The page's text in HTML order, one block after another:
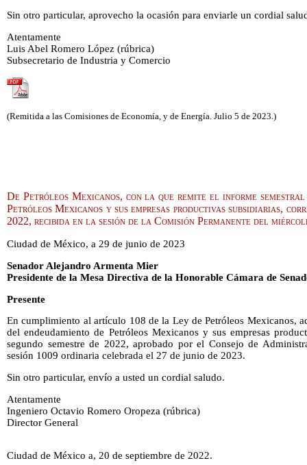
Sin otro particular, aprovecho la ocasión para enviarle un cordial
Atentamente
Luis Abel Romero López (rúbrica)
Subsecretario de Industria y Comercio
(Remitida a las Comisiones de Economía, y de Energía. Julio 5 de 2023.)
De Petróleos Mexicanos, con la que remite el informe semestral
Petróleos Mexicanos y sus empresas productivas subsidiarias,
2022, recibida en la sesión de la Comisión Permanente del
Ciudad de México, a 29 de junio de 2023
Senador Alejandro Armenta Mier
Presidente de la Mesa Directiva de la Honorable Cámara de
Presente
En cumplimiento al artículo 108 de la Ley de Petróleos Mexicanos,
del endeudamiento de Petróleos Mexicanos y sus empresas
segundo semestre de 2022, aprobado por el Consejo de
sesión 1009 ordinaria celebrada el 27 de junio de 2023.
Sin otro particular, envío a usted un cordial saludo.
Atentamente
Ingeniero Octavio Romero Oropeza (rúbrica)
Director General
Ciudad de México a, 20 de septiembre de 2022.